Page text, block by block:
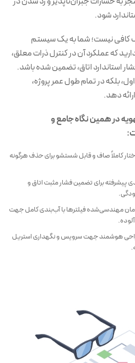
شود.
کافی نیست؛ شما به یک سیستم
که عملکرد آن در کنترل ذرات معلق،
استاندارد اتاق، تضمین شده باشد.
بلکه در تمام طول عمر پروژه،
دهد.
در همین نگاه جامع و
کاملاً صاف و قابل شستشو برای حذف هرگونه
پیشرفته برای تضمین فشار مثبت اتاق و
مهندسی‌شده فیلترها با آب‌بندی کامل جهت
هوشمند جهت سرویس و نگهداری استریل